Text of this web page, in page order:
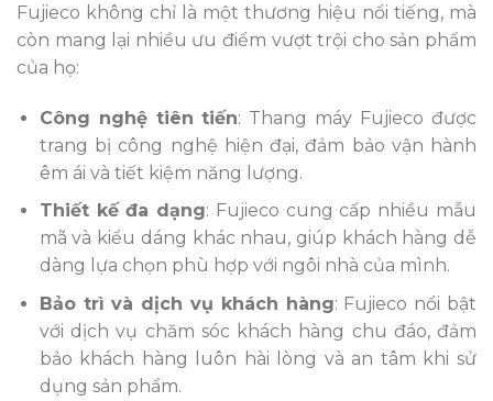
Fujieco không chỉ là một thương hiệu nổi tiếng, mà
còn mang lại nhiều ưu điểm vượt trội cho sản phẩm
của họ:
Công nghệ tiên tiến: Thang máy Fujieco được
trang bị công nghệ hiện đại, đảm bảo vận hành
êm ái và tiết kiệm năng lượng.
Thiết kế đa dạng: Fujieco cung cấp nhiều mẫu
mã và kiểu dáng khác nhau, giúp khách hàng dễ
dàng lựa chọn phù hợp với ngôi nhà của mình.
Bảo trì và dịch vụ khách hàng: Fujieco nổi bật
với dịch vụ chăm sóc khách hàng chu đáo, đảm
bảo khách hàng luôn hài lòng và an tâm khi sử
dụng sản phẩm.